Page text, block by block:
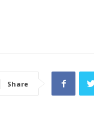
Share